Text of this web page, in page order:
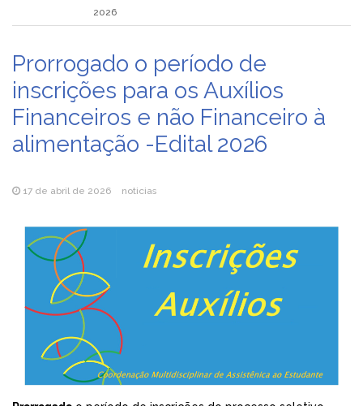
2026
Prorrogado o período de
inscrições para os Auxílios
Financeiros e não Financeiro à
alimentação -Edital 2026
17 de abril de 2026 noticias